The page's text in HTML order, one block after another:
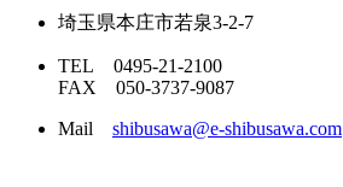
埼玉県本庄市若泉3-2-7
TEL 0495-21-2100
FAX 050-3737-9087
Mail shibusawa@e-shibusawa.com